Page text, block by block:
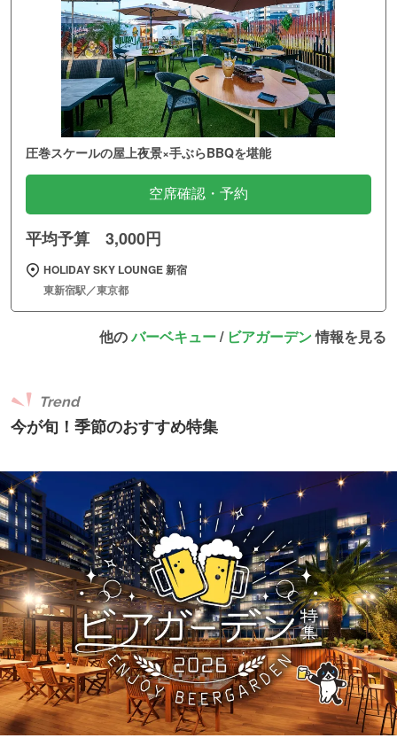
圧巻スケールの屋上夜景×手ぶらBBQを堪能
空席確認・予約
平均予算 3,000円
HOLIDAY SKY LOUNGE 新宿
東新宿駅／東京都
他のバーベキュー/ ビアガーデン情報を見る
今が旬！季節のおすすめ特集
Trend